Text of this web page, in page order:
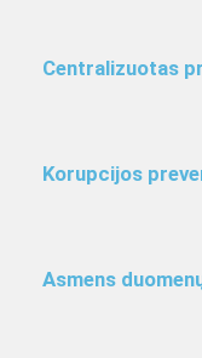
Centralizuotas
Korupcijos
Asmens